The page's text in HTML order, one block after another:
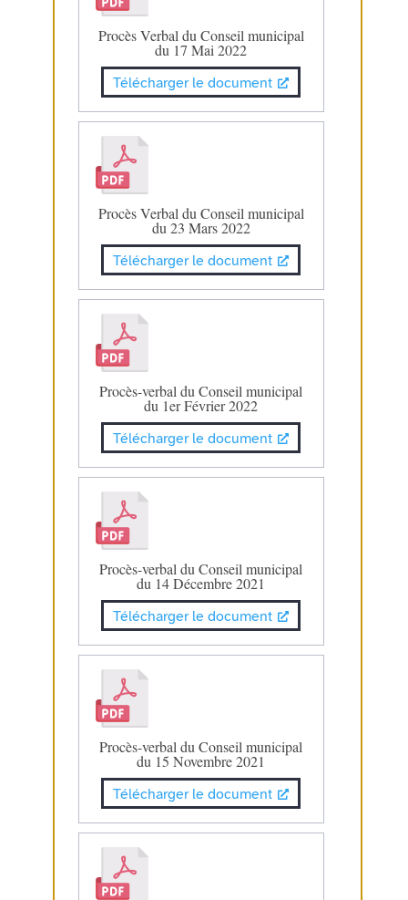
Procès Verbal du Conseil municipal
du 17 Mai 2022
Télécharger le document
Procès Verbal du Conseil municipal
du 23 Mars 2022
Télécharger le document
Procès-verbal du Conseil municipal
du 1er Février 2022
Télécharger le document
Procès-verbal du Conseil municipal
du 14 Décembre 2021
Télécharger le document
Procès-verbal du Conseil municipal
du 15 Novembre 2021
Télécharger le document